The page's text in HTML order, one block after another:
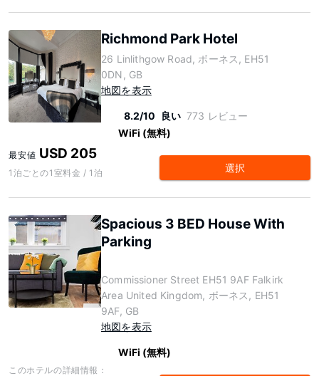
Richmond Park Hotel
26 Linlithgow Road, ボーネス, EH51
0DN, GB
地図を表示
8.2/10 良い 773 レビュー
WiFi (無料)
最安値 USD 205
1泊ごとの1室料金 / 1泊 選択
Spacious 3 BED House With
Parking
Commissioner Street EH51 9AF Falkirk
Area United Kingdom, ボーネス, EH51
9AF, GB
地図を表示
WiFi (無料)
このホテルの詳細情報：